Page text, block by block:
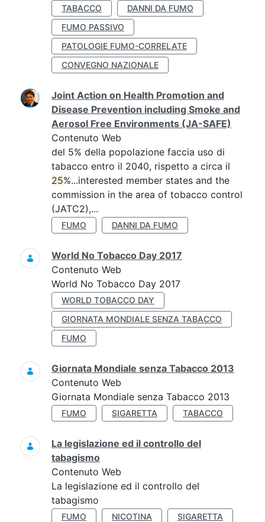
TABACCO
DANNI DA FUMO
FUMO PASSIVO
PATOLOGIE FUMO-CORRELATE
CONVEGNO NAZIONALE
Joint Action on Health Promotion and
Disease Prevention including Smoke and
Aerosol Free Environments (JA-SAFE)
Contenuto Web
del 5% della popolazione faccia uso di
tabacco entro il 2040, rispetto a circa il
25%...interested member states and the
commission in the area of tobacco control
(JATC2),...
FUMO DANNI DA FUMO
World No Tobacco Day 2017
Contenuto Web
World No Tobacco Day 2017
WORLD TOBACCO DAY
GIORNATA MONDIALE SENZA TABACCO
FUMO
Giornata Mondiale senza Tabacco 2013
Contenuto Web
Giornata Mondiale senza Tabacco 2013
FUMO SIGARETTA TABACCO
La legislazione ed il controllo del
tabagismo
Contenuto Web
La legislazione ed il controllo del
tabagismo
FUMO NICOTINA
SIGARETTA